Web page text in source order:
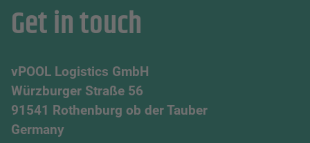
Get in touch
vPOOL Logistics GmbH
Würzburger Straße 56
91541 Rothenburg ob der Tauber
Germany